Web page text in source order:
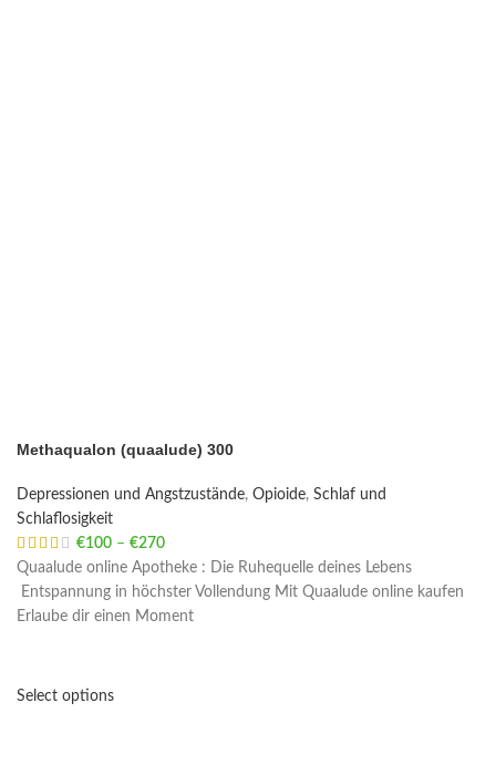
Methaqualon (quaalude) 300
Depressionen und Angstzustände, Opioide, Schlaf und
Schlaflosigkeit
€100 – €270
Quaalude online Apotheke : Die Ruhequelle deines Lebens
Entspannung in höchster Vollendung Mit Quaalude online kaufen
Erlaube dir einen Moment
Select options